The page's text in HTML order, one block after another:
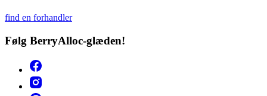
find en forhandler
Følg BerryAlloc-glæden!